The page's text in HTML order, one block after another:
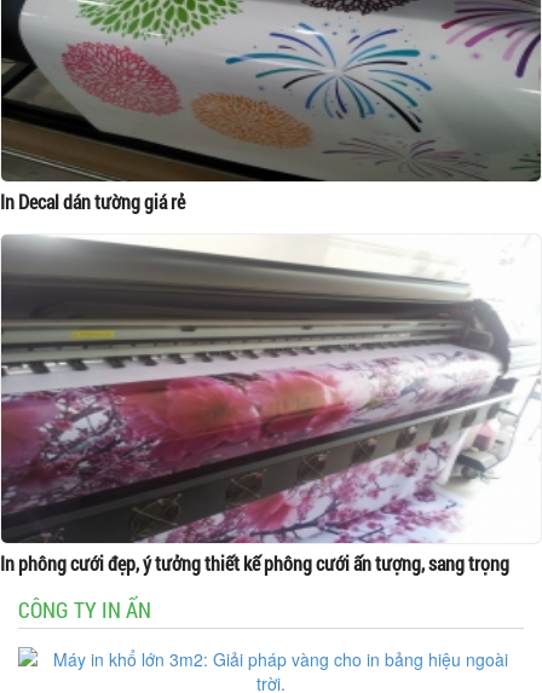
In Decal dán tường giá rẻ
In phông cưới đẹp, ý tưởng thiết kế phông cưới ấn tượng, sang trọng
CÔNG TY IN ẤN